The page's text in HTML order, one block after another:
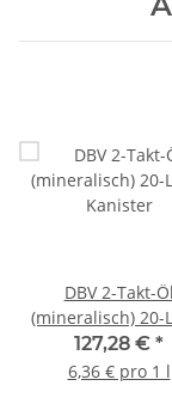
DBV 2-Takt-Öl
(mineralisch) 20-
Kanister
127,28 € *
6,36 € pro 1 l